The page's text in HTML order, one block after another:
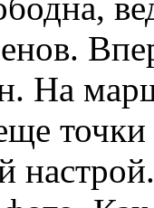
На